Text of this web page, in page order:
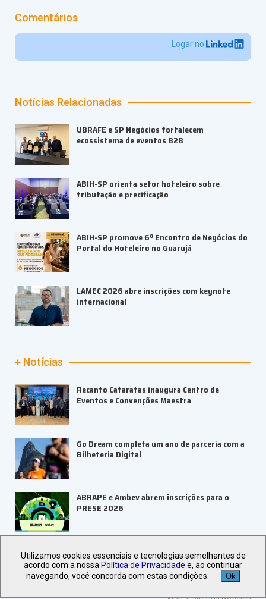
Comentários
Logar no
Notícias Relacionadas
UBRAFE e SP Negócios fortalecem
ecossistema de eventos B2B
ABIH-SP orienta setor hoteleiro sobre
tributação e precificação
ABIH-SP promove 6º Encontro de Negócios do
Portal do Hoteleiro no Guarujá
LAMEC 2026 abre inscrições com keynote
internacional
+ Notícias
Recanto Cataratas inaugura Centro de
Eventos e Convenções Maestra
Go Dream completa um ano de parceria com a
Bilheteria Digital
ABRAPE e Ambev abrem inscrições para o
PRESE 2026
ALAGEV aponta tendências para viagens
corporativas em 2027
Utilizamos cookies essenciais e tecnologias semelhantes de
acordo com a nossa Política de Privacidade e, ao continuar
navegando, você concorda com estas condições.
Ok